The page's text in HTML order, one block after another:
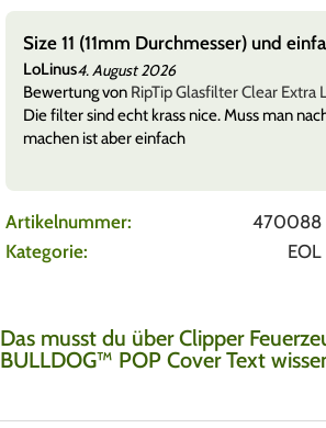
Size 11 (11mm Durchmesser) und
LoLinus4. August 2026
Bewertung von RipTip Glasfilter Clear Extra
Die filter sind echt krass nice. Muss man
machen ist aber einfach
Artikelnummer:
470088
Kategorie:
EOL
Das musst du über Clipper
BULLDOG™ POP Cover Text